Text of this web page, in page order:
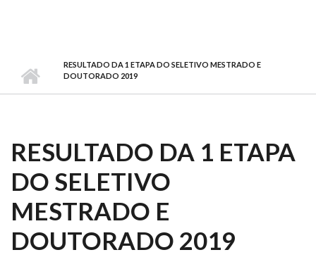
RESULTADO DA 1 ETAPA DO SELETIVO MESTRADO E
DOUTORADO 2019
RESULTADO DA 1 ETAPA
DO SELETIVO
MESTRADO E
DOUTORADO 2019